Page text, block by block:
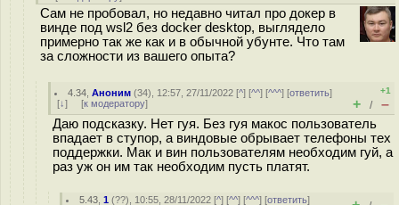
Сам не пробовал, но недавно читал про докер в
винде под wsl2 без docker desktop, выглядело
примерно так же как и в обычной убунте. Что там
за сложности из вашего опыта?
4.34 ,Аноним (34), 12:57, 27/11/2022 [^] [^^] [^^^] [ответить]
[↓] [к модератору]
+1
+ / –
Даю подсказку. Нет гуя. Без гуя макос пользователь
впадает в ступор, а виндовые обрывает телефоны тех
поддержки. Мак и вин пользователям необходим гуй, а
раз уж он им так необходим пусть платят.
5.43 ,1 (??), 10:55, 28/11/2022 [^] [^^] [^^^] [ответить]